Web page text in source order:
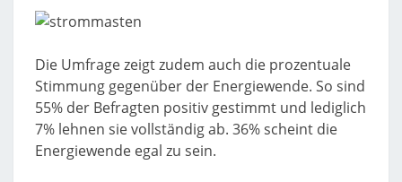
Die Umfrage zeigt zudem auch die prozentuale
Stimmung gegenüber der Energiewende. So sind
55% der Befragten positiv gestimmt und lediglich
7% lehnen sie vollständig ab. 36% scheint die
Energiewende egal zu sein.